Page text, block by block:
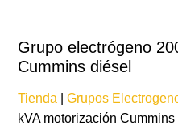
Grupo electrógeno
Cummins diésel
Tienda |Grupos
kVA motorización Cummins